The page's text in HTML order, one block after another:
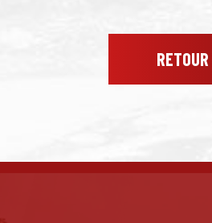
RETOUR